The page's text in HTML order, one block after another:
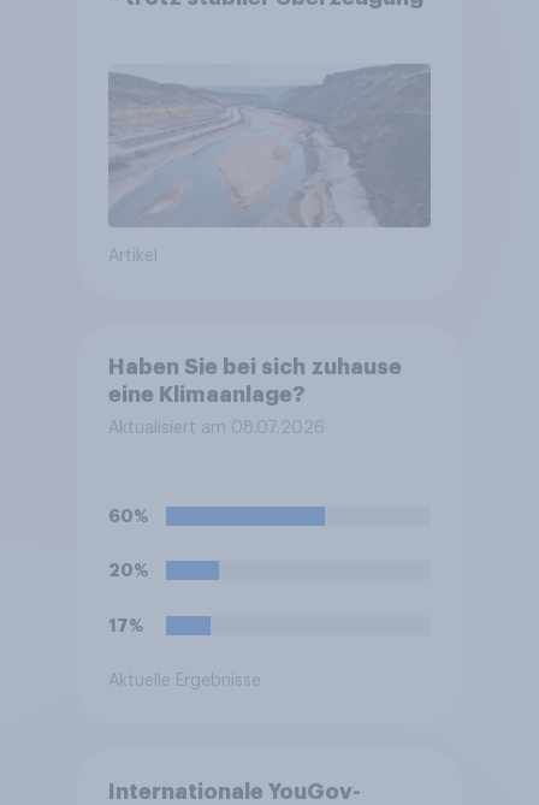
Artikel
Haben Sie bei sich zuhause
eine Klimaanlage?
Aktualisiert am 08.07.2026
60%
20%
17%
Aktuelle Ergebnisse
Internationale YouGov-